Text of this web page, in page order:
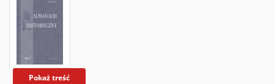
Pokaż treść